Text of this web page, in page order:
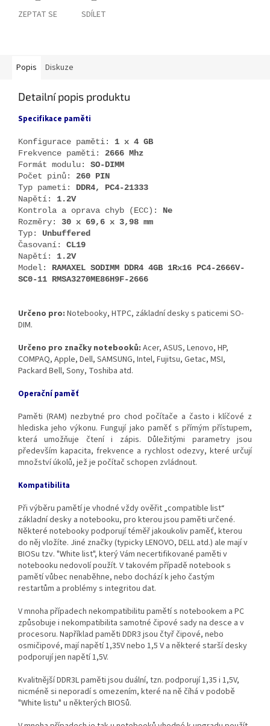
ZEPTAT SE SDÍLET
Popis Diskuze
Detailní popis produktu
Specifikace paměti
Konfigurace paměti: 1 x 4 GB
Frekvence paměti: 2666 Mhz
Formát modulu: SO-DIMM
Počet pinů: 260 PIN
Typ pameti: DDR4, PC4-21333
Napětí: 1.2V
Kontrola a oprava chyb (ECC): Ne
Rozměry: 30 x 69,6 x 3,98 mm
Typ: Unbuffered
Časovaní: CL19
Napětí: 1.2V
Model: RAMAXEL SODIMM DDR4 4GB 1Rx16 PC4-2666V-
SC0-11 RMSA3270ME86H9F-2666
Určeno pro: Notebooky, HTPC, základní desky s paticemi SO-
DIM.
Určeno pro značky notebooků: Acer, ASUS, Lenovo, HP,
COMPAQ, Apple, Dell, SAMSUNG, Intel, Fujitsu, Getac, MSI,
Packard Bell, Sony, Toshiba atd.
Operační paměť
Paměti (RAM) nezbytné pro chod počítače a často i klíčové z
hlediska jeho výkonu. Fungují jako paměť s přímým přístupem,
která umožňuje čtení i zápis. Důležitými parametry jsou
především kapacita, frekvence a rychlost odezvy, které určují
množství úkolů, jež je počítač schopen zvládnout.
Kompatibilita
Při výběru pamětí je vhodné vždy ověřit „compatible list“
základní desky a notebooku, pro kterou jsou paměti určené.
Některé notebooky podporují téměř jakoukoliv paměť, kterou
do něj vložíte. Jiné značky (typicky LENOVO, DELL atd.) ale mají v
BIOSu tzv. "White list", který Vám necertifikované paměti v
notebooku nedovolí použít. V takovém případě notebook s
pamětí vůbec nenaběhne, nebo dochází k jeho častým
restartům a problémy s integritou dat.
V mnoha případech nekompatibilitu pamětí s notebookem a PC
způsobuje i nekompatibilita samotné čipové sady na desce a v
procesoru. Například paměti DDR3 jsou čtyř čipové, nebo
osmičipové, mají napětí 1,35V nebo 1,5 V a některé starší desky
podporují jen napětí 1,5V.
Kvalitnější DDR3L paměti jsou duální, tzn. podporují 1,35 i 1,5V,
nicméně si neporadí s omezením, které na ně číhá v podobě
"White listu" u některých BIOSů.